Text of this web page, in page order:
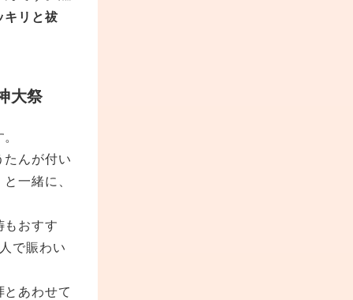
キリと祓
大祭
たんが付い
一緒に、
もおすす
で賑わい
あわせて